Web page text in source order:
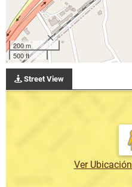
200 m
500 ft
Street View
Ver Ubicación